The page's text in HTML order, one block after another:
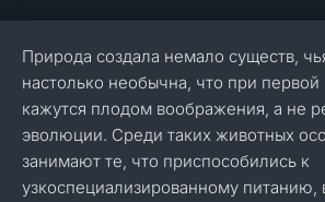
Природа создала немало существ,
настолько необычна, что при первой
кажутся плодом воображения, а не
эволюции. Среди таких животных
занимают те, что приспособились к
узкоспециализированному питанию,